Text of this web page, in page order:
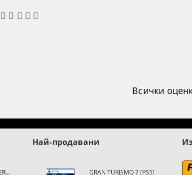
Всички
CALL OF DUTY: MODERN WARFARE 4[PS5]
Най-продавани
GRAN TURISMO 7 [PS5]